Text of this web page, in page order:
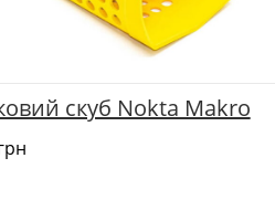
скуб Nokta Makro